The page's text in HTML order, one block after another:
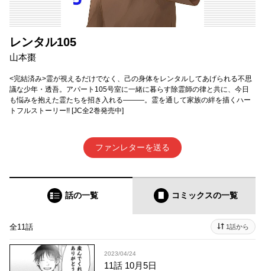
レンタル105
山本棗
<完結済み>霊が視えるだけでなく、己の身体をレンタルしてあげられる不思
議な少年・透吾。アパート105号室に一緒に暮らす除霊師の律と共に、今日
も悩みを抱えた霊たちを招き入れる―――。霊を通して家族の絆を描くハー
トフルストーリー!! [JC全2巻発売中]
ファンレターを送る
話の一覧 コミックスの一覧
全11話 1話から
2023/04/24
11話 10月5日